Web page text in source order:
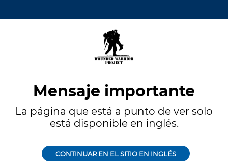
Mensaje importante
La página que está a punto de ver solo
está disponible en inglés.
CONTINUAR EN EL SITIO EN INGLÉS